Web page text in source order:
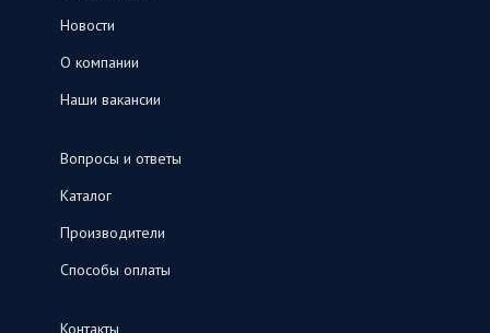
Новости
О компании
Наши вакансии
Вопросы и ответы
Каталог
Производители
Способы оплаты
Контакты